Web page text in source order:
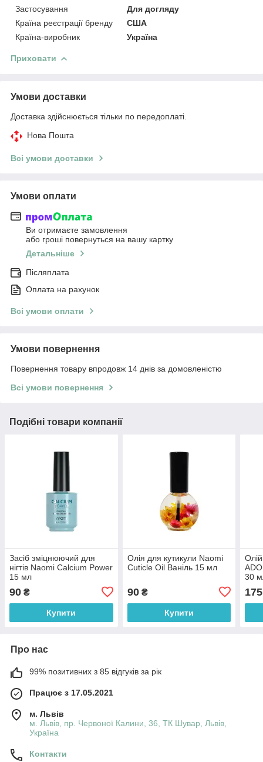
Застосування
Для догляду
Країна реєстрації бренду
США
Країна-виробник
Україна
Приховати
Умови доставки
Доставка здійснюється тільки по передоплаті.
Нова Пошта
Всі умови доставки
Умови оплати
Ви отримаєте замовлення
або гроші повернуться на вашу картку
Детальніше
Післяплата
Оплата на рахунок
Всі умови оплати
Умови повернення
Повернення товару впродовж 14 днів за домовленістю
Всі умови повернення
Подібні товари компанії
Засіб зміцнюючий для
нігтів Naomi Calcium Power
15 мл
90 ₴
Купити
Олія для кутикули Naomi
Cuticle Oil Ваніль 15 мл
90₴
Купити
30
175
Про нас
99% позитивних з 85 відгуків за рік
Працює з 17.05.2021
м. Львів
м. Львів, пр. Червоної Калини, 36, ТК Шувар, Львів,
Україна
Контакти